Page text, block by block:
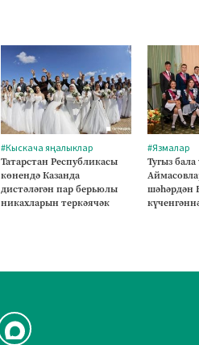
#Кыскача яңалыклар
Татарстан Республикасы
көнендә Казанда
дистәләгән пар берьюлы
никахларын теркәячәк
#Язмалар
Тугыз бала
шәһәрдән